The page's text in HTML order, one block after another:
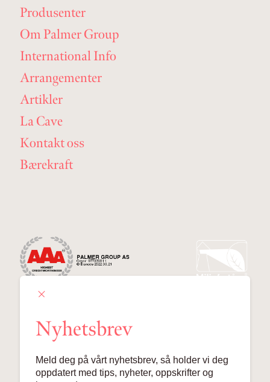
Produsenter
Om Palmer Group
International Info
Arrangementer
Artikler
La Cave
Kontakt oss
Bærekraft
Lille Grensen 7, 0159 Oslo
Nyhetsbrev
Meld deg på vårt nyhetsbrev, så holder vi deg
oppdatert med tips, nyheter, oppskrifter og